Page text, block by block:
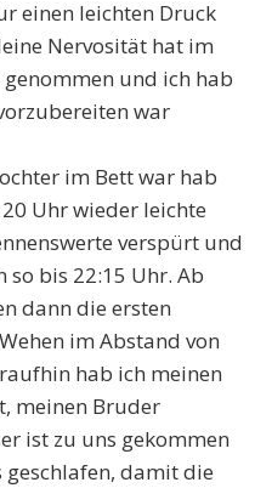
einen leichten Druck
Nervosität hat im
und ich hab
war
im Bett war hab
Uhr wieder leichte
verspürt und
so bis 22:15 Uhr. Ab
dann die ersten
im Abstand von
hab ich meinen
meinen Bruder
ist zu uns gekommen
damit die